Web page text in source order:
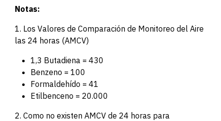
Notas:
1. Los Valores de Comparación de Monitoreo del Aire
las 24 horas (AMCV)
1,3 Butadiena = 430
Benzeno = 100
Formaldehído = 41
Etilbenceno = 20.000
2. Como no existen AMCV de 24 horas para